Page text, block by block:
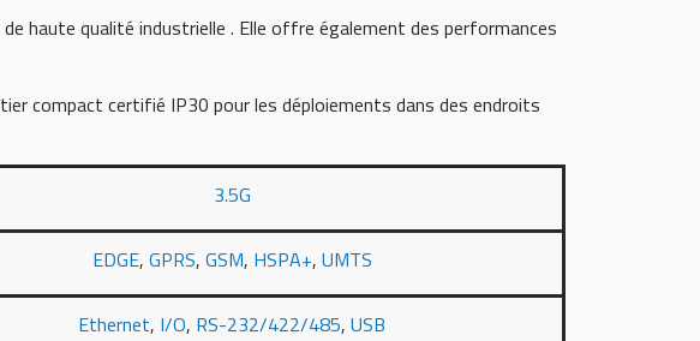
haute qualité industrielle . Elle offre également des performances
compact certifié IP30 pour les déploiements dans des endroits
3.5G
EDGE, GPRS, GSM, HSPA+, UMTS
Ethernet, I/O, RS-232/422/485,USB